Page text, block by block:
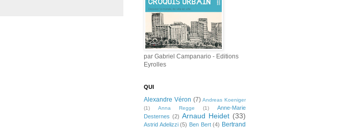
par Gabriel Campanario - Editions
Eyrolles
QUI
Alexandre Véron (7) Andreas Koeniger
(1)
Anna Regge (1)
Anne-Marie
Desternes (2) Arnaud Heidet (33)
Astrid Adelizzi (5) Ben Bert (4) Bertrand